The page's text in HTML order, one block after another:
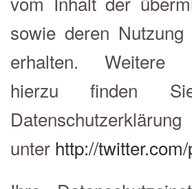
sowie deren
erhalten. Weitere
hierzu finden
unter http://